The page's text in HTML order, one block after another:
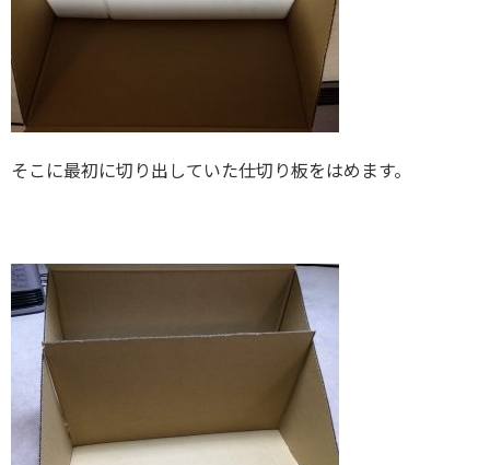
そこに最初に切り出していた仕切り板をはめます。